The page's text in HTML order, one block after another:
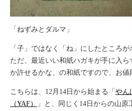
「ねずみとダルマ」
「子」ではなく「ね」にしたところが
ただ、最近いい和紙ハガキが手に入ら
か許せるかな、の和紙ですので、お値
こちらは、12月14日から始まる「 やん
（YAF）
」と、同じく14日からの山原